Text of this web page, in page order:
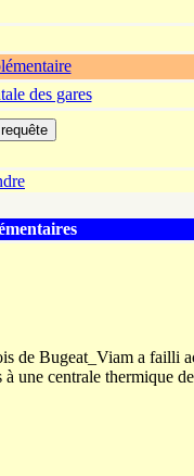
des gares
de Bugeat_Viam a failli
une centrale thermique